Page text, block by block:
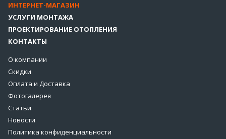
ИНТЕРНЕТ-МАГАЗИН
УСЛУГИ МОНТАЖА
ПРОЕКТИРОВАНИЕ ОТОПЛЕНИЯ
КОНТАКТЫ
О компании
Скидки
Оплата и Доставка
Фотогалерея
Статьи
Новости
Политика конфиденциальности